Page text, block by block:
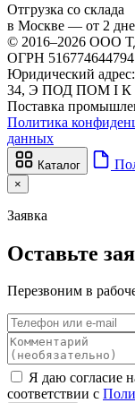
Отгрузка со склада
в Москве — от 2
© 2016–2026 ООО
ОГРН
Юридический
34, Э ПОД ПОМ I К
Поставка
Политика
данных
Каталог
×
Заявка
Оставьте
Перезвоним в
Я даю согласие
соответствии с